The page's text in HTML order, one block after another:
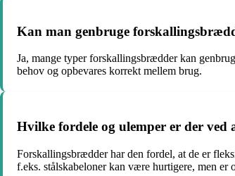
Kan man genbruge
Ja, mange typer forskallingsbrædder kan
behov og opbevares korrekt mellem brug.
Hvilke fordele og ulemper er der
Forskallingsbrædder har den fordel, at de er
f.eks. stålskabeloner kan være hurtigere, men er